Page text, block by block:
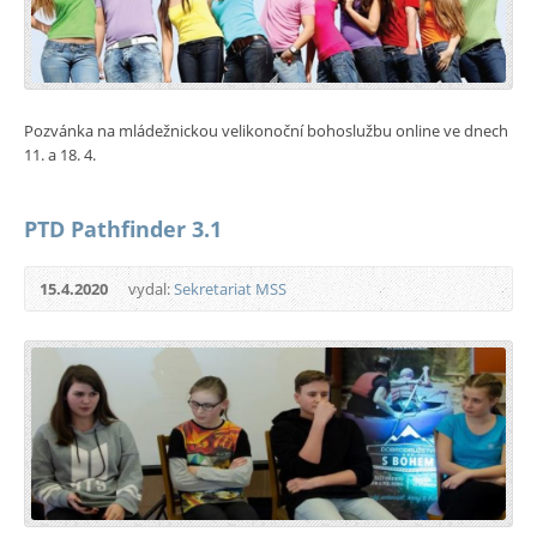
Pozvánka na mládežnickou velikonoční bohoslužbu online ve dnech
11. a 18. 4.
PTD Pathfinder 3.1
15.4.2020 vydal:Sekretariat MSS